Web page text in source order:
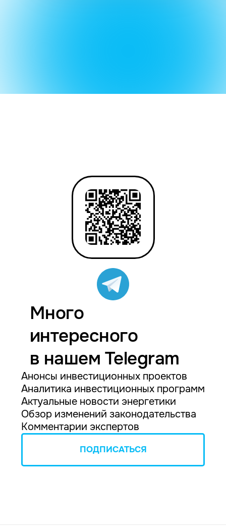
Много
интересного
в нашем Telegram
Анонсы инвестиционных проектов
Аналитика инвестиционных программ
Актуальные новости энергетики
Обзор изменений законодательства
Комментарии экспертов
ПОДПИСАТЬСЯ